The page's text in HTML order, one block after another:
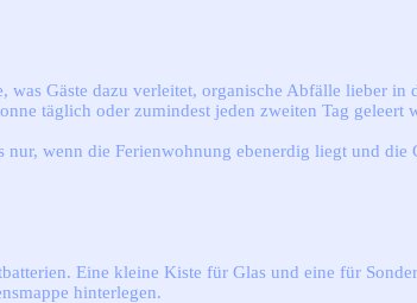
Gäste dazu verleitet, organische Abfälle lieber
täglich oder zumindest jeden zweiten Tag geleert
wenn die Ferienwohnung ebenerdig liegt und
Eine kleine Kiste für Glas und eine für
hinterlegen.